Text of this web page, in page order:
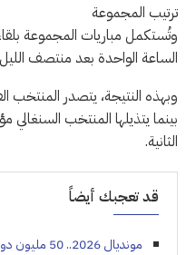
ترتيب المجموعة
وتُستكمل مباريات المجموعة
الساعة الواحدة بعد منتصف
بينما يتذيلها المنتخب السنغالي
الثانية.
قد تعجبك أيضاً
مونديال